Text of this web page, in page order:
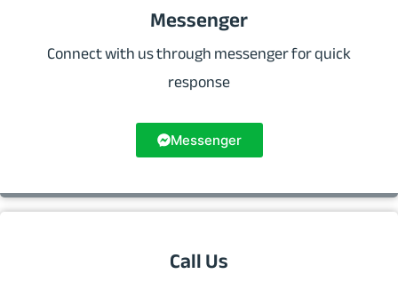
Messenger
Connect with us through messenger for quick
response
Messenger
Call Us